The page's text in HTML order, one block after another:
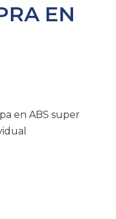
EN
en ABS super